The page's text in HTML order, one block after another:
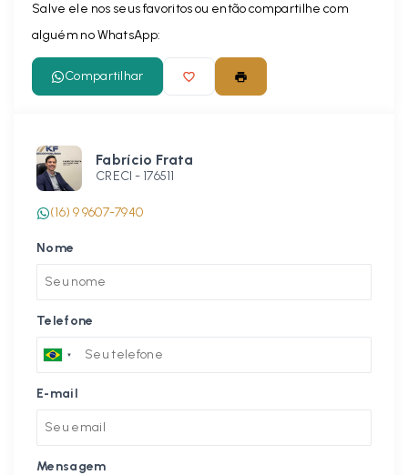
Salve ele nos seus favoritos ou então compartilhe com
alguém no WhatsApp:
Compartilhar
Fabrício Frata
CRECI - 176511
(16) 9 9607-7940
Nome
Telefone
E-mail
Mensagem